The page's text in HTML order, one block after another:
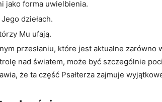
jako forma uwielbienia.
dziełach.
Mu ufają.
przesłaniu, które jest aktualne
nad światem, może być szczególnie
że ta część Psałterza zajmuje